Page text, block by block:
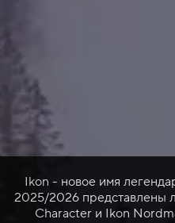
Ikon - новое имя
2025/2026 представлены
Character и Ikon